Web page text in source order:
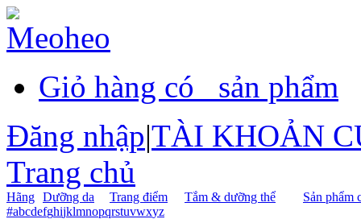
Giỏ hàng có
sản phẩm
Đăng nhập|TÀI KHOẢN
Trang chủ
Hãng Dưỡng da Trang điểm Tắm & dưỡng thể
Sản phẩm
#abcdefghijklmnopqrstuvwxyz